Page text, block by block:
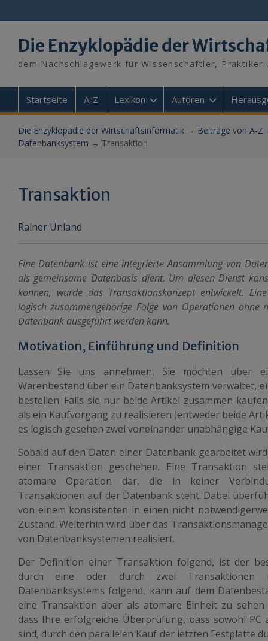
to
Die Enzyklopädie der
dem Nachschlagewerk für Wissenschaftler, Praktiker
Startseite A-Z Lexikon Autoren
Die Enzyklopädie der Wirtschaftsinformatik→ Beiträge von A-Z
Datenbanksystem → Transaktion
Transaktion
Rainer Unland
Eine Datenbank ist eine integrierte Ansammlung von
als gemeinsame Datenbasis dient. Um diesen Dienst
können, wurde das Transaktionskonzept entwickelt.
logisch zusammengehörige Folge von Operationen ohne
Datenbank ausgeführt werden kann.
Motivation, Einführung und Definition
Lassen Sie uns annehmen, Sie möchten über
Warenbestand über ein Datenbanksystem verwaltet,
bestellen. Falls sie nur beide Artikel zusammen
als ein Kaufvorgang zu realisieren (entweder beide
es logisch gesehen zwei voneinander unabhängige
Sobald auf den Daten einer Datenbank gearbeitet
einer Transaktion geschehen. Eine Transaktion
atomare Operation dar, die in keiner
Transaktionen auf der Datenbank steht. Dabei
von einem konsistenten in einen nicht
Zustand. Weiterhin wird über das
von Datenbanksystemen realisiert.
Der Definition einer Transaktion folgend, ist der
durch eine oder durch zwei Transaktionen
Datenbanksystems folgend, kann auf dem
eine Transaktion aber als atomare Einheit zu sehen
dass Ihre erfolgreiche Überprüfung, dass sowohl
sind, durch den parallelen Kauf der letzten Festplatte